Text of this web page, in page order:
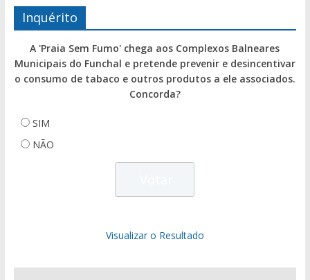
Inquérito
A 'Praia Sem Fumo' chega aos Complexos Balneares
Municipais do Funchal e pretende prevenir e desincentivar
o consumo de tabaco e outros produtos a ele associados.
Concorda?
SIM
NÃO
Visualizar o Resultado